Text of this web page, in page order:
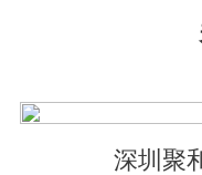
深圳聚